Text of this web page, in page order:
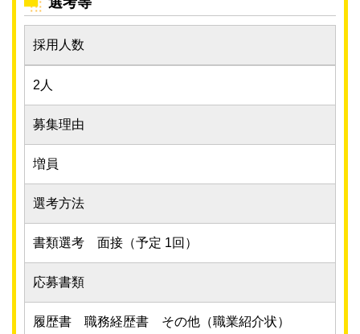
採用人数
2人
募集理由
増員
選考方法
書類選考 面接（予定 1回）
応募書類
履歴書 職務経歴書 その他（職業紹介状）